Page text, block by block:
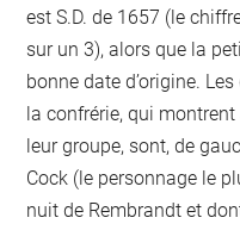
est S.D. de 1657 (le
sur un 3), alors que la
bonne date d’origine.
la confrérie, qui
leur groupe, sont, de
Cock (le personnage le
nuit de Rembrandt et